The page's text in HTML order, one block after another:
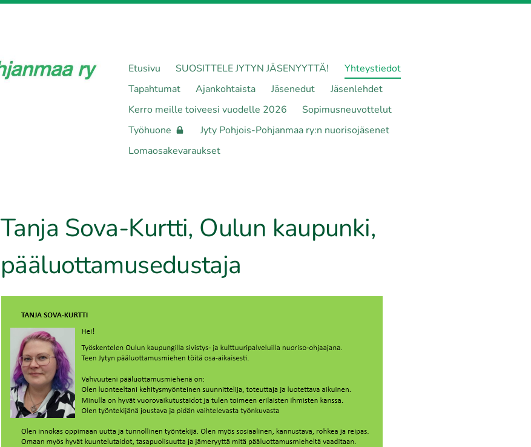
Etusivu SUOSITTELE JYTYN JÄSENYYTTÄ!
Yhteystiedot
Tapahtumat
Ajankohtaista Jäsenedut
Jäsenlehdet
Kerro meille toiveesi vuodelle 2026
Sopimusneuvottelut
Työhuone
Jyty Pohjois-Pohjanmaa ry:n nuorisojäsenet
Lomaosakevaraukset
Tanja Sova-Kurtti, Oulun kaupunki,
pääluottamusedustaja